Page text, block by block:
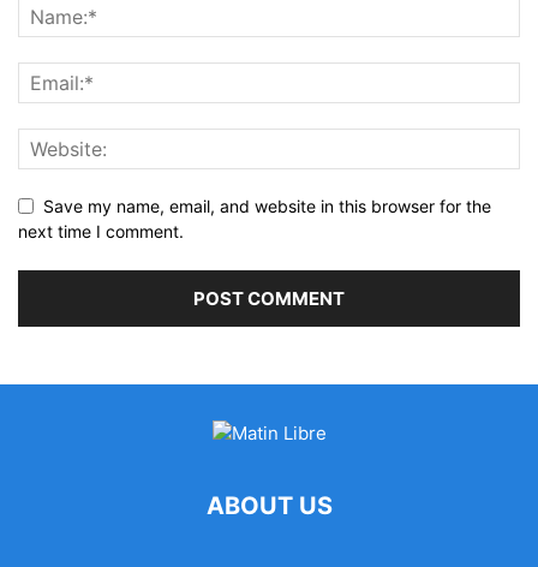
Save my name, email, and website in this browser for the
next time I comment.
ABOUT US